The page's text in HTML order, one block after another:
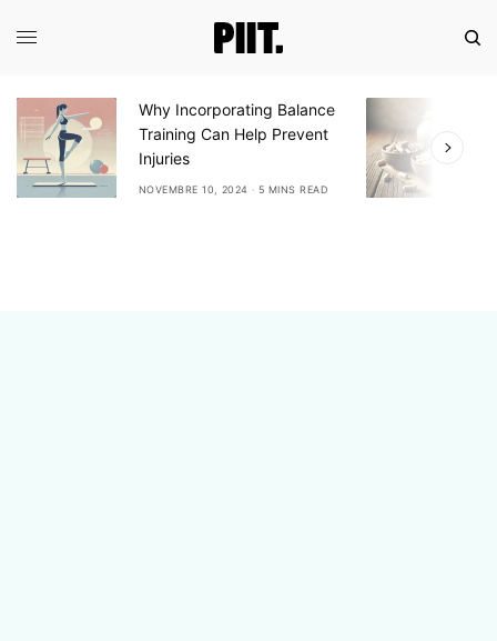
Why Incorporating Balance
Training Can Help Prevent
Injuries
NOVEMBRE 10, 2024 5 MINS READ